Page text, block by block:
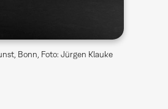
Bonn, Foto: Jürgen Klauke